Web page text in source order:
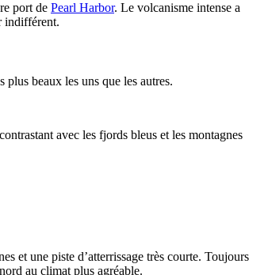
port de Pearl Harbor. Le volcanisme intense a
indifférent.
beaux les uns que les autres.
avec les fjords bleus et les montagnes
et une piste d’atterrissage très courte. Toujours
au climat plus agréable.